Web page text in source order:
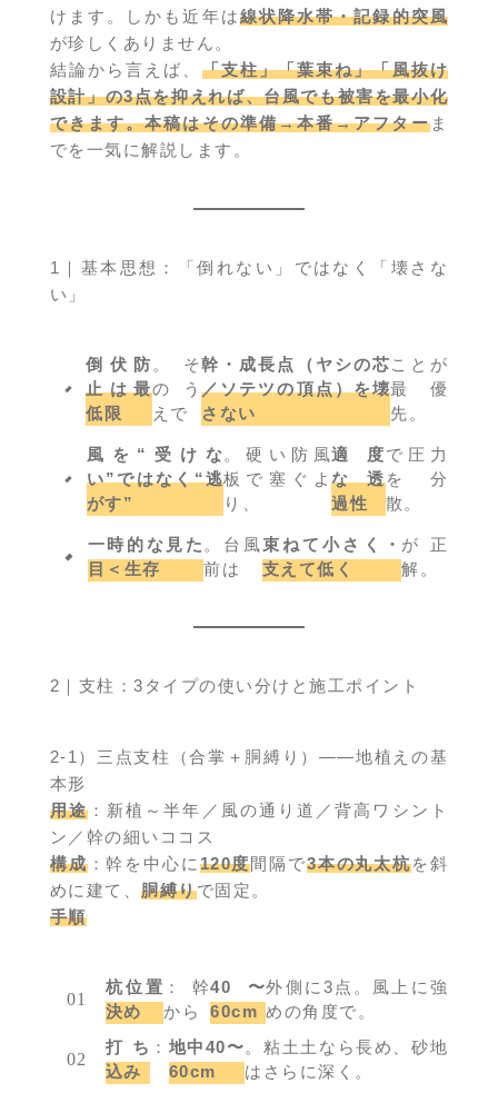
けます。しかも近年は線状降水帯・記録的突風
が珍しくありません。
結論から言えば、 「支柱」「葉束ね」「風抜け
設計」の3点を抑えれば、台風でも被害を最小化
できます。本稿はその準備→本番→アフターま
でを一気に解説します。
1｜基本思想：「倒れない」ではなく「壊さな
い」
倒伏防
止は最
低限
。そ
のう
えで
幹・成長点（ヤシの芯
／ソテツの頂点）を壊
さない
ことが
最優
先。
風を“受けな
い”ではなく“逃
がす”
。硬い防風
板で塞ぐよ
り、
適度
な透
過性
で圧力
を分
散。
一時的な見た
目＜生存
。台風
前は
束ねて小さく・
支えて低く
が正
解。
2｜支柱：3タイプの使い分けと施工ポイント
2-1）三点支柱（合掌＋胴縛り）――地植えの基
本形
用途 ：新植～半年／風の通り道／背高ワシント
ン／幹の細いココス
構成：幹を中心に 120度間隔で3本の丸太杭を斜
めに建て、胴縛りで固定。
手順
杭位置
決め
：幹
から
40〜
60cm
外側に3点。風上に強
めの角度で。
打ち
込み
： 地中40〜
60cm
。粘土土なら長め、砂地
はさらに深く。